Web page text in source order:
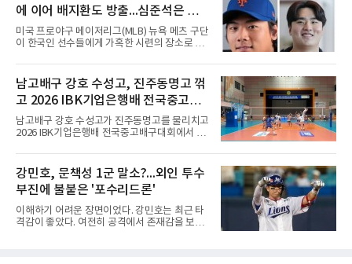
LG 이적 후 부상과 재활로
우승 상금 1억8천만원)로 하반기를 시작한다.두
선수의 재회 자체가 화제다. 올 시즌 3승으로 대
상 포인트(313점), 상금(9억8천400만원), 평균
타수(70.41타) 등 주요 부문 1위를 달리는 김민
솔이 하이원리조트 여자오픈에 나설 때 서교림
은 LPGA 에비앙 챔피언십에, 서교림
에 이어 배지환도 방출...심준석은 이
미 귀국, 배지환은 미국 잔류할 듯
미국 프로야구 메이저리그(MLB) 뉴욕 메츠 구단
이 한국인 선수들에게 가혹한 시련의 장소로 전
대형 유망주로 기대를 모았던 투수 심준석에 이
어, 빅리그 경력을 지닌 내외야수 배지환까지 연
달아 뉴욕 메츠 산하 마이너리그에서 방출 통보
를 받는 아픔을 겪었다. 두 선수의 동반 이탈은
메츠 구단이 유독 한국 선수들에게 '기회의 땅'이
아닌 '무덤'처럼 작용하고 있음을 방증하고 있다.
고교 시절 시속 160km에 달하는 강속구로 큰 스
리츠와 마이애미 말린스를 거쳐 메츠에 둥지를
틀며 반등을 노렸으나
남고배구 강호 수성고, 진주동명고 꺾
고 2026 IBK기업은행배 전국중고배
구대회 4강 진출
남고배구 강호 수성고가 진주동명고를 물리치고
2026 IBK기업은행배 전국중고배구대회에서 18
한국중고배구 2차연맹전 준우승팀 수성고는 4
일 충북 제천 대원대 민송체육관에서 열린 대회
8강전에서 진주동명고를 상대로 공격력이 호조
를 보이며 세트스코어 3-1(25-19, 25-22, 21-
25, 25-23)으로 꺾었다. 인하부고도 부산동성고
를 맞아 뛰어난 조직력을 바탕으로 삼아 3-0(25-
19, 25-19, 25-23)으로 완승을 거두고 4강에 합
강민호, 문책성 1군 말소?...외인 투수
부진에 불붙은 '포수리드론'
이해하기 어려운 장면이었다. 강민호는 최근 타
격감이 좋았다. 여전히 공격에서 존재감을 보여